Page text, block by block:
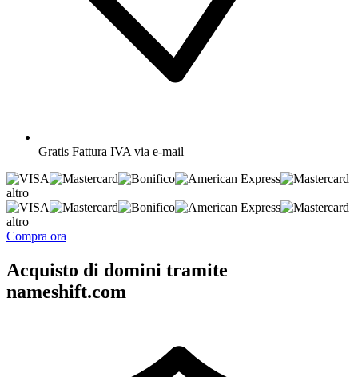
Gratis Fattura IVA via e-mail
altro
altro
Compra ora
Acquisto di domini tramite
nameshift.com